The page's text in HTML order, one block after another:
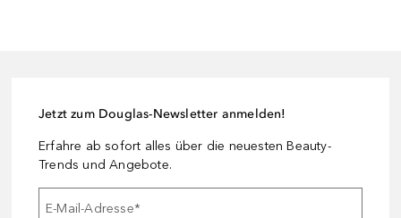
Jetzt zum Douglas-Newsletter anmelden!
Erfahre ab sofort alles über die neuesten Beauty-
Trends und Angebote.
E-Mail-Adresse*